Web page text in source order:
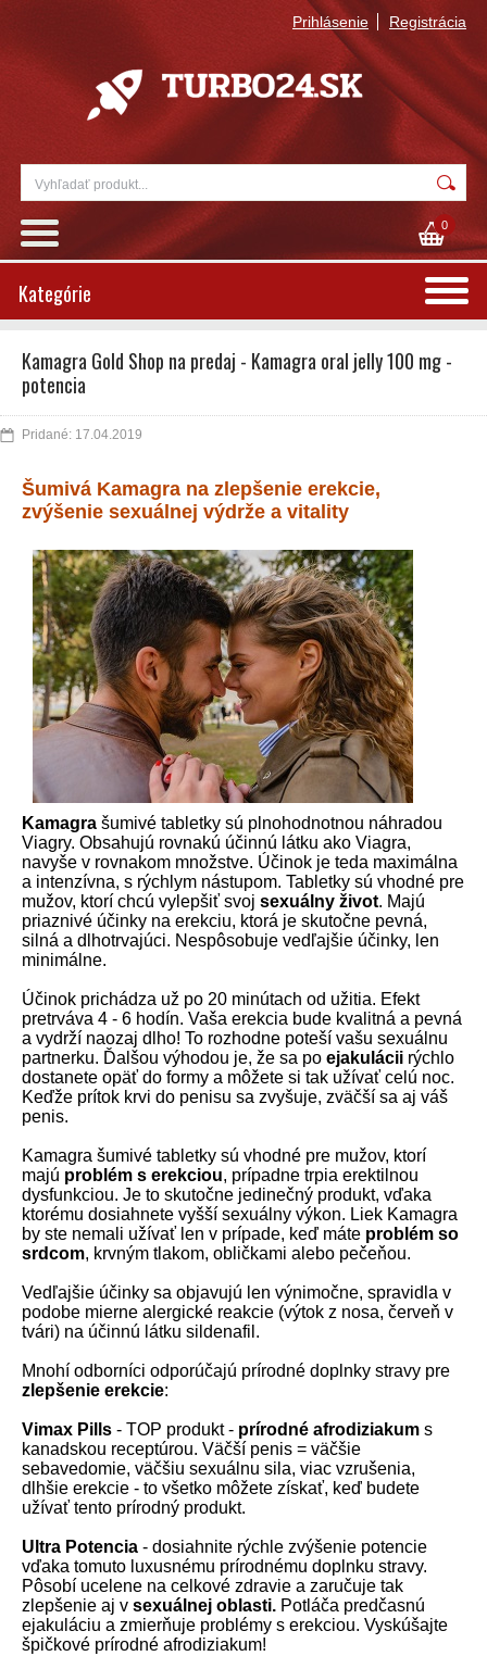
Prihlásenie Registrácia
0
Kategórie
Kamagra Gold Shop na predaj - Kamagra oral jelly 100 mg -
potencia
Pridané: 17.04.2019
Šumivá Kamagra na zlepšenie erekcie,
zvýšenie sexuálnej výdrže a vitality
Kamagra šumivé tabletky sú plnohodnotnou náhradou
Viagry. Obsahujú rovnakú účinnú látku ako Viagra,
navyše v rovnakom množstve. Účinok je teda maximálna
a intenzívna, s rýchlym nástupom. Tabletky sú vhodné pre
mužov, ktorí chcú vylepšiť svoj sexuálny život. Majú
priaznivé účinky na erekciu, ktorá je skutočne pevná,
silná a dlhotrvajúci. Nespôsobuje vedľajšie účinky, len
minimálne.
Účinok prichádza už po 20 minútach od užitia. Efekt
pretrváva 4 - 6 hodín. Vaša erekcia bude kvalitná a pevná
a vydrží naozaj dlho! To rozhodne poteší vašu sexuálnu
partnerku. Ďalšou výhodou je, že sa po ejakulácii rýchlo
dostanete opäť do formy a môžete si tak užívať celú noc.
Keďže prítok krvi do penisu sa zvyšuje, zväčší sa aj váš
penis.
Kamagra šumivé tabletky sú vhodné pre mužov, ktorí
majú problém s erekciou, prípadne trpia erektilnou
dysfunkciou. Je to skutočne jedinečný produkt, vďaka
ktorému dosiahnete vyšší sexuálny výkon. Liek Kamagra
by ste nemali užívať len v prípade, keď máte problém so
srdcom, krvným tlakom, obličkami alebo pečeňou.
Vedľajšie účinky sa objavujú len výnimočne, spravidla v
podobe mierne alergické reakcie (výtok z nosa, červeň v
tvári) na účinnú látku sildenafil.
Mnohí odborníci odporúčajú prírodné doplnky stravy pre
zlepšenie erekcie:
Vimax Pills - TOP produkt - prírodné afrodiziakum s
kanadskou receptúrou. Väčší penis = väčšie
sebavedomie, väčšiu sexuálnu sila, viac vzrušenia,
dlhšie erekcie - to všetko môžete získať, keď budete
užívať tento prírodný produkt.
Ultra Potencia - dosiahnite rýchle zvýšenie potencie
vďaka tomuto luxusnému prírodnému doplnku stravy.
Pôsobí ucelene na celkové zdravie a zaručuje tak
zlepšenie aj v sexuálnej oblasti. Potláča predčasnú
ejakuláciu a zmierňuje problémy s erekciou. Vyskúšajte
špičkové prírodné afrodiziakum!